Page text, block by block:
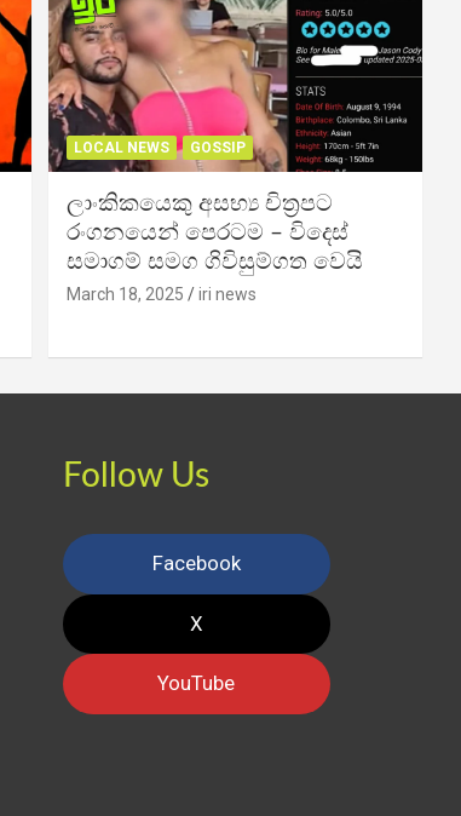
LOCAL NEWS GOSSIP
ලාංකිකයෙකු අසභ්‍ය චිත්‍රපට
රංගනයෙන් පෙරටම – විදෙස්
සමාගම් සමග ගිවිසුම්ගත වෙයි
March 18, 2025 iri news
Follow Us
Facebook
X
YouTube